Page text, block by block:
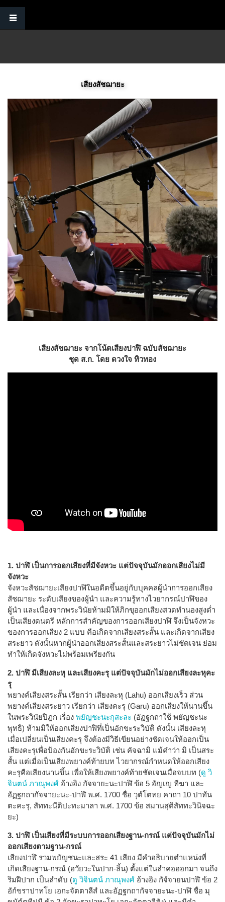
Skip to main content
เสียงสัชฌายะ
เสียงสัชฌายะ จากโน้ตเสียงปาฬิ ฉบับสัชฌายะ
ชุด ส.ก. โดย ดวงใจ ทิวทอง
1. ปาฬิ เป็นการออกเสียงที่มีจังหวะ แต่ปัจจุบันมักออกเสียงไม่มี
จังหวะ
จังหวะสัชฌายะเสียงปาฬิในอดีตขึ้นอยู่กับบุคคลผู้นำการออกเสียง
สัชฌายะ ระดับเสียงของผู้นำ และความรู้ทางไวยากรณ์ปาฬิของ
ผู้นำ และเนื่องจากพระวินัยห้ามมิให้ภิกขุออกเสียงสวดทำนองสูงต่ำ
เป็นเสียงดนตรี หลักการสำคัญของการออกเสียงปาฬิ จึงเป็นจังหวะ
ของการออกเสียง 2 แบบ คือเกิดจากเสียงสระสั้น และเกิดจากเสียง
สระยาว ดังนั้นหากผู้นำออกเสียงสระสั้นและสระยาวไม่ชัดเจน ย่อม
ทำให้เกิดจังหวะไม่พร้อมเพรียงกัน
2. ปาฬิ มีเสียงละหุ และเสียงคะรุ แต่ปัจจุบันมักไม่ออกเสียงละหุคะ
รุ
พยางค์เสียงสระสั้น เรียกว่า เสียงละหุ (Lahu) ออกเสียงเร็ว ส่วน
พยางค์เสียงสระยาว เรียกว่า เสียงคะรุ (Garu) ออกเสียงให้นานขึ้น
ในพระวินัยปิฎก เรื่อง พยัญชะนะกุสะละ (อัฏฐกถาใช้ พยัญชะนะ
พุทธิ) ห้ามมิให้ออกเสียงปาฬิที่เป็นอักขะระวิบัติ ดังนั้น เสียงละหุ
เมื่อเปลี่ยนเป็นเสียงคะรุ จึงต้องมีวิธีเขียนอย่างชัดเจนให้ออกเป็น
เสียงคะรุเพื่อป้องกันอักขะระวิบัติ เช่น คัจฉามิ แม้คำว่า มิ เป็นสระ
สั้น แต่เมื่อเป็นเสียงพยางค์ท้ายบท ไวยากรณ์กำหนดให้ออกเสียง
คะรุคือเสียงนานขึ้น เพื่อให้เสียงพยางค์ท้ายชัดเจนเมื่อจบบท (ดู วิ
จินตน์ ภาณุพงศ์ อ้างอิง กัจจายะนะปาฬิ ข้อ 5 อัญเญ ทีฆา และ
อัฏฐกถากัจจายะนะ-ปาฬิ พ.ศ. 1700 ชื่อ วุต์โตทย คาถา 10 ปาทัน
ตะคะรุ, สัททะนีติปะทะมาลา พ.ศ. 1700 ข้อ สมานสุติสัททะวินิจฉะ
ยะ)
3. ปาฬิ เป็นเสียงที่มีระบบการออกเสียงฐาน-กรณ์ แต่ปัจจุบันมักไม่
ออกเสียงตามฐาน-กรณ์
เสียงปาฬิ รวมพยัญชนะและสระ 41 เสียง มีคำอธิบายตำแหน่งที่
เกิดเสียงฐาน-กรณ์ (อวัยวะในปาก-ลิ้น) ตั้งแต่ในลำคอออกมา จนถึง
ริมฝีปาก เป็นลำดับ (ดู วิจินตน์ ภาณุพงศ์ อ้างอิง กัจ์จายนปาฬิ ข้อ 2
อัก์ขราปาทโย เอกะจัตตาลีสํ และอัฏฐกถากัจจายะนะ-ปาฬิ ชื่อ มุ